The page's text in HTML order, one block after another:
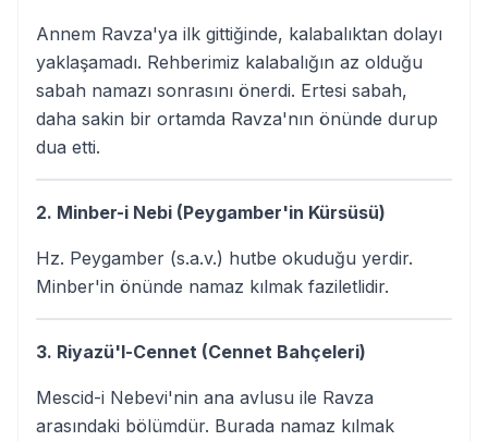
Annem Ravza'ya ilk gittiğinde, kalabalıktan dolayı
yaklaşamadı. Rehberimiz kalabalığın az olduğu
sabah namazı sonrasını önerdi. Ertesi sabah,
daha sakin bir ortamda Ravza'nın önünde durup
dua etti.
2. Minber-i Nebi (Peygamber'in Kürsüsü)
Hz. Peygamber (s.a.v.) hutbe okuduğu yerdir.
Minber'in önünde namaz kılmak faziletlidir.
3. Riyazü'l-Cennet (Cennet Bahçeleri)
Mescid-i Nebevi'nin ana avlusu ile Ravza
arasındaki bölümdür. Burada namaz kılmak